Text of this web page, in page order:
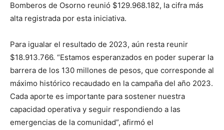
Bomberos de Osorno reunió $129.968.182, la cifra más
alta registrada por esta iniciativa.
Para igualar el resultado de 2023, aún resta reunir
$18.913.766. “Estamos esperanzados en poder superar la
barrera de los 130 millones de pesos, que corresponde al
máximo histórico recaudado en la campaña del año 2023.
Cada aporte es importante para sostener nuestra
capacidad operativa y seguir respondiendo a las
emergencias de la comunidad”, afirmó el